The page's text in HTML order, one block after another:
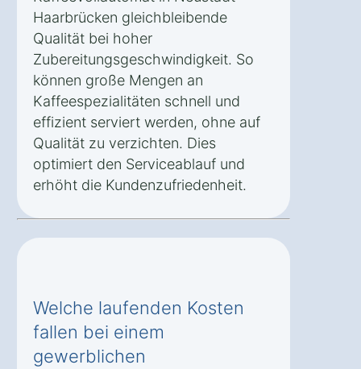
Haarbrücken gleichbleibende
Qualität bei hoher
Zubereitungsgeschwindigkeit. So
können große Mengen an
Kaffeespezialitäten schnell und
effizient serviert werden, ohne auf
Qualität zu verzichten. Dies
optimiert den Serviceablauf und
erhöht die Kundenzufriedenheit.
Welche laufenden Kosten
fallen bei einem
gewerblichen